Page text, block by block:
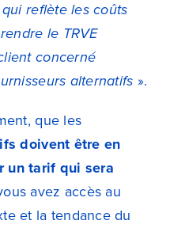
reflète les coûts
rendre le TRVE
concerné
alternatifs ».
que les
doivent être en
un tarif qui sera
avez accès au
et la tendance du